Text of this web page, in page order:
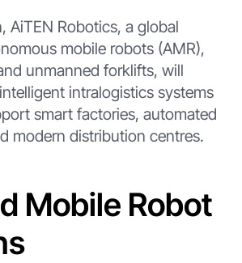
AiTEN Robotics, a global
mobile robots (AMR),
unmanned forklifts, will
intralogistics systems
smart factories, automated
modern distribution centres.
Mobile Robot